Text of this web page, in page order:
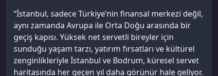
“İstanbul, sadece Türkiye’nin finansal merkezi değil,
aynı zamanda Avrupa ile Orta Doğu arasında bir
geçiş kapısı. Yüksek net servetli bireyler için
sunduğu yaşam tarzı, yatırım fırsatları ve kültürel
zenginlikleriyle İstanbul ve Bodrum, küresel servet
haritasında her geçen yıl daha görünür hale geliyor.